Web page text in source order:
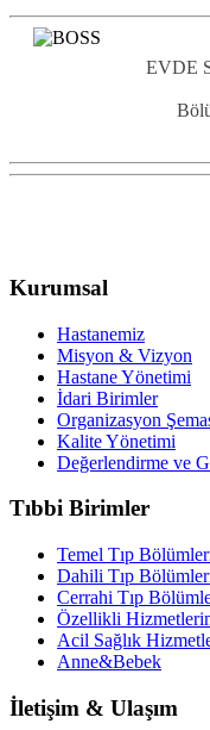
EVDE
Kurumsal
Hastanemiz
Misyon & Vizyon
Hastane Yönetimi
İdari Birimler
Organizasyon
Kalite Yönetimi
Değerlendirme ve
Tıbbi Birimler
Temel Tıp
Dahili Tıp
Cerrahi Tıp
Özellikli
Acil Sağlık
Anne&Bebek
İletişim & Ulaşım